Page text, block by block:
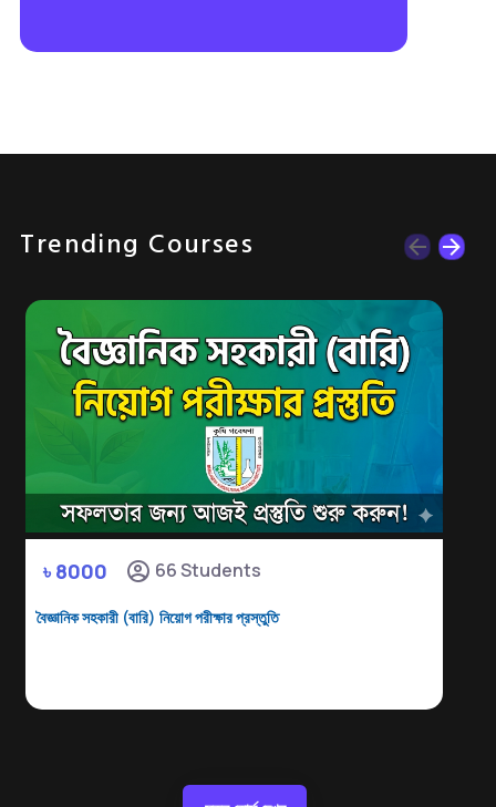
Trending Courses
৳ 8000 66 Students
বৈজ্ঞানিক সহকারী (বারি) নিয়োগ পরীক্ষার প্রস্তুতি